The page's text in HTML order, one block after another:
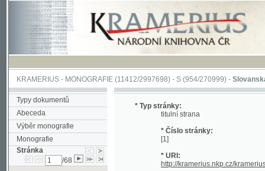
KRAMERIUS-MONOGRAFIE(11412/2997698) -S (954/270999)-Slovanská
Typy dokumentů
Abeceda
Výběr monografie
Monografie
Stránka
/68
PDF Vytvořit
* Typ stránky:
titulní strana
* Číslo stránky:
* URI: